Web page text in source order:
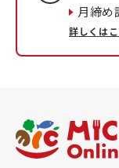
月締め
詳しくは